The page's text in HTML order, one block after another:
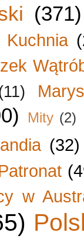
(371)
Kuchnia
Mity (2)
(32)
w